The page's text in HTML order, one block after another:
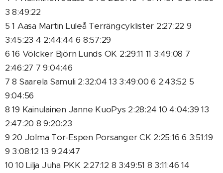
3 8:49:22
5 1 Aasa Martin Luleå Terrängcyklister 2:27:22 9
3:45:23 4 2:44:44 6 8:57:29
6 16 Völcker Björn Lunds OK 2:29:11 11 3:49:08 7
2:46:27 7 9:04:46
7 8 Saarela Samuli 2:32:04 13 3:49:00 6 2:43:52 5
9:04:56
8 19 Kainulainen Janne KuoPys 2:28:24 10 4:04:39 13
2:47:20 8 9:20:23
9 20 Jolma Tor-Espen Porsanger CK 2:25:16 6 3:51:19
9 3:08:12 13 9:24:47
10 10 Lilja Juha PKK 2:27:12 8 3:49:51 8 3:11:46 14